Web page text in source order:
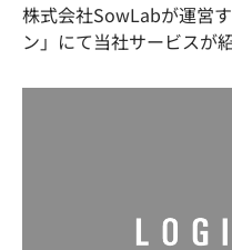
株式会社SowLabが運営
ン」にて当社サービスが